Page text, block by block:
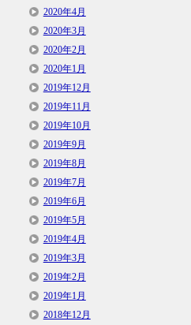
2020年4月
2020年3月
2020年2月
2020年1月
2019年12月
2019年11月
2019年10月
2019年9月
2019年8月
2019年7月
2019年6月
2019年5月
2019年4月
2019年3月
2019年2月
2019年1月
2018年12月